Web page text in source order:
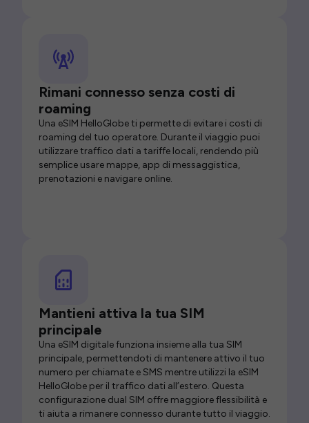
Rimani connesso senza costi di
roaming
Una eSIM HelloGlobe ti permette di evitare i costi di
roaming del tuo operatore. Durante il viaggio puoi
utilizzare traffico dati a tariffe locali, rendendo più
semplice usare mappe, app di messaggistica,
prenotazioni e navigare online.
Mantieni attiva la tua SIM
principale
Una eSIM digitale funziona insieme alla tua SIM
principale, permettendoti di mantenere attivo il tuo
numero per chiamate e SMS mentre utilizzi la eSIM
HelloGlobe per il traffico dati all’estero. Questa
configurazione dual SIM offre maggiore flessibilità e
ti aiuta a rimanere connesso durante tutto il viaggio.